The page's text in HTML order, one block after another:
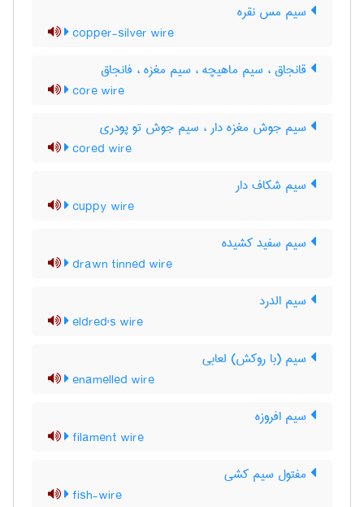
سیم مس نقره
copper-silver wire
قانجاق ، سیم ماهیچه ، سیم مغزه ، فانجاق
core wire
سیم جوش مغزه دار ، سیم جوش تو پودری
cored wire
سیم شکاف دار
cuppy wire
سیم سفید کشیده
drawn tinned wire
سیم الدرد
eldred's wire
سیم (با روکش) لعابی
enamelled wire
سیم افروزه
filament wire
مفتول سیم کشی
fish-wire